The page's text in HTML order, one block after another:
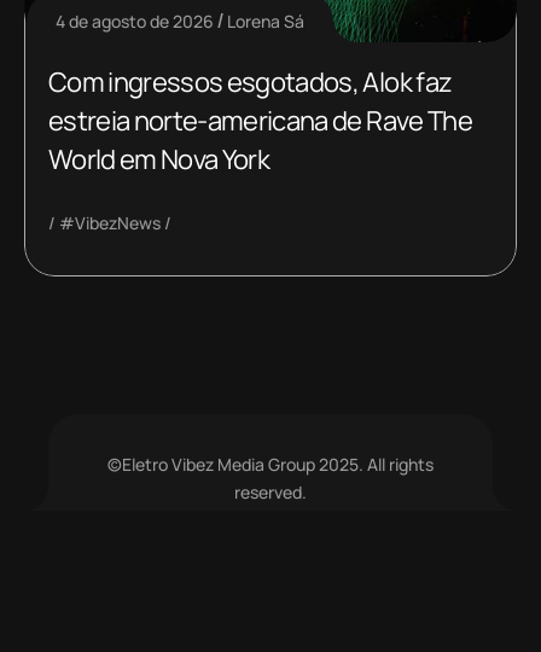
4 de agosto de 2026 Lorena Sá
Com ingressos esgotados, Alok faz
estreia norte-americana de Rave The
World em Nova York
#VibezNews
©Eletro Vibez Media Group 2025. All rights
reserved.